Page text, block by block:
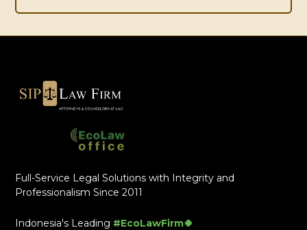
Full-Service Legal Solutions with Integrity and
Professionalism Since 2011
Indonesia's Leading #EcoLawFirm🍀